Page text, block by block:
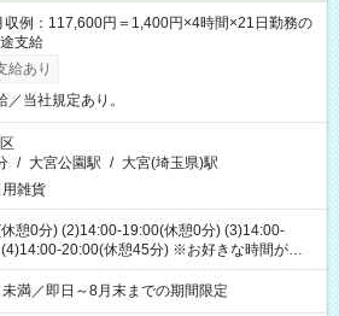
収例：117,600円＝1,400円×4時間×21日勤務の
支給
給あり
／当社規定あり。
/ 大宮公園駅 / 大宮(埼玉県)駅
雑貨
憩0分) (2)14:00-19:00(休憩0分) (3)14:00-
20:00(休憩45分) ※お好きな時間が選べ
満／即日～8月末までの期間限定